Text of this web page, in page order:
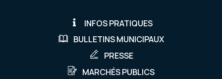
INFOS PRATIQUES
BULLETINS MUNICIPAUX
PRESSE
MARCHÉS PUBLICS